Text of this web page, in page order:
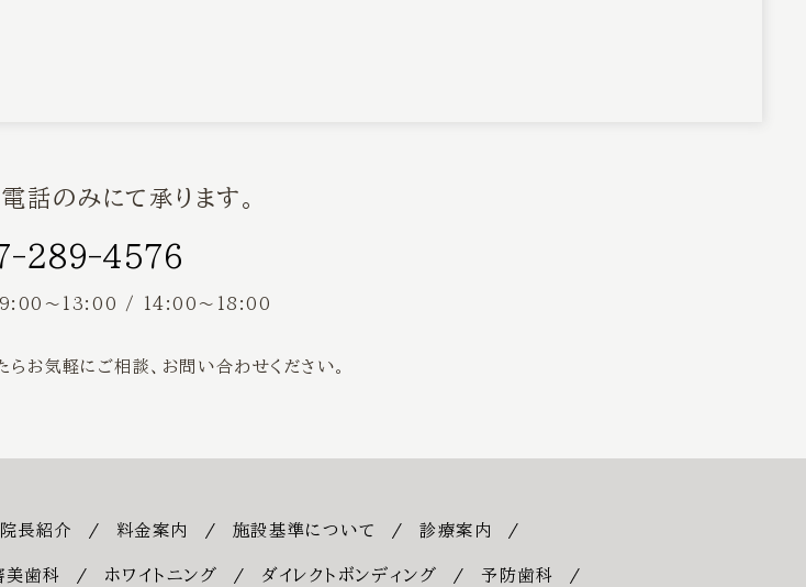
話のみにて承ります。
289-4576
9:00〜13:00 / 14:00〜18:00
お気軽にご相談、 お問い合わせください。
院長紹介 料金案内 施設基準について 診療案内
美歯科 ホワイトニング ダイレクトボンディング 予防歯科